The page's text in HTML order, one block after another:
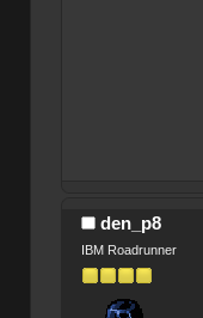
den_p8
IBM Roadrunner